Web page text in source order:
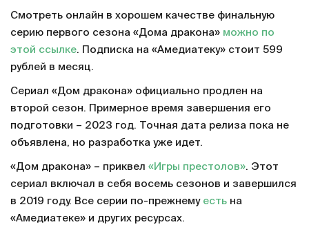
Смотреть онлайн в хорошем качестве финальную
серию первого сезона «Дома дракона» можно по
этой ссылке. Подписка на «Амедиатеку» стоит 599
рублей в месяц.
Сериал «Дом дракона» официально продлен на
второй сезон. Примерное время завершения его
подготовки – 2023 год. Точная дата релиза пока не
объявлена, но разработка уже идет.
«Дом дракона» – приквел «Игры престолов». Этот
сериал включал в себя восемь сезонов и завершился
в 2019 году. Все серии по-прежнему есть на
«Амедиатеке» и других ресурсах.